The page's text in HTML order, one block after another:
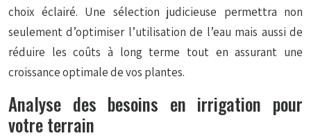
choix éclairé. Une sélection judicieuse permettra non
seulement d’optimiser l’utilisation de l’eau mais aussi de
réduire les coûts à long terme tout en assurant une
croissance optimale de vos plantes.
Analyse des besoins en irrigation pour
votre terrain